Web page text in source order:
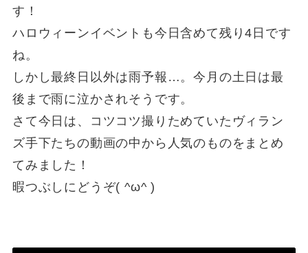
す！
ハロウィーンイベントも今日含めて残り4日です
ね。
しかし最終日以外は雨予報…。今月の土日は最
後まで雨に泣かされそうです。
さて今日は、コツコツ撮りためていたヴィラン
ズ手下たちの動画の中から人気のものをまとめ
てみました！
暇つぶしにどうぞ( ^ω^ )